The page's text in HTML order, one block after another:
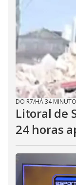
DO R7/HÁ 34
Litoral de
24 horas